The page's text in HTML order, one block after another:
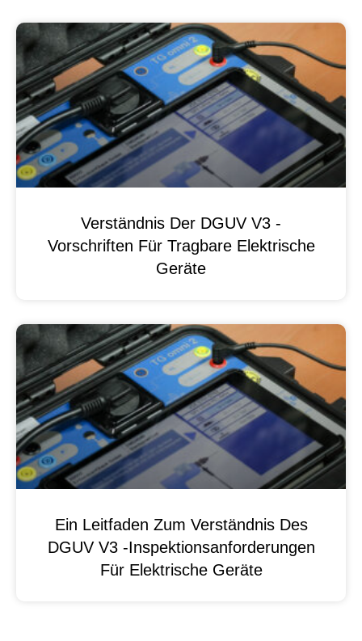
Verständnis Der DGUV V3 -
Vorschriften Für Tragbare Elektrische
Geräte
Ein Leitfaden Zum Verständnis Des
DGUV V3 -Inspektionsanforderungen
Für Elektrische Geräte